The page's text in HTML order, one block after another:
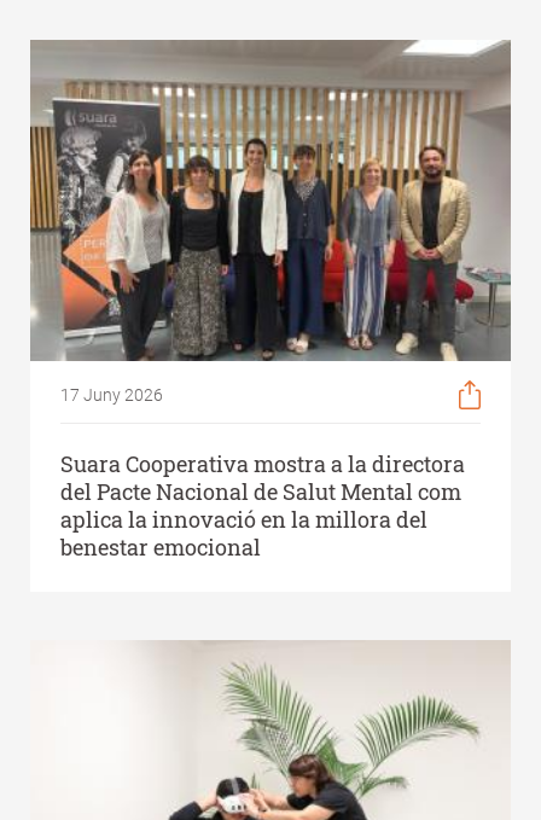
17 Juny 2026
Suara Cooperativa mostra a la directora
del Pacte Nacional de Salut Mental com
aplica la innovació en la millora del
benestar emocional